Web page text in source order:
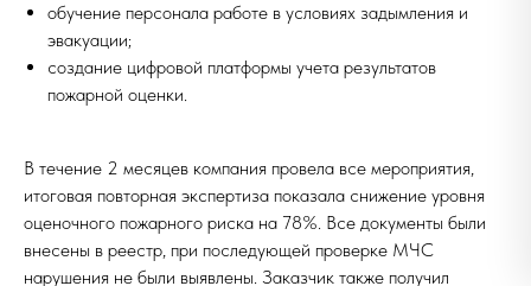
обучение персонала работе в условиях задымления и
эвакуации;
создание цифровой платформы учета результатов
пожарной оценки.
В течение 2 месяцев компания провела все мероприятия,
итоговая повторная экспертиза показала снижение уровня
оценочного пожарного риска на 78%. Все документы были
внесены в реестр, при последующей проверке МЧС
нарушения не были выявлены. Заказчик также получил